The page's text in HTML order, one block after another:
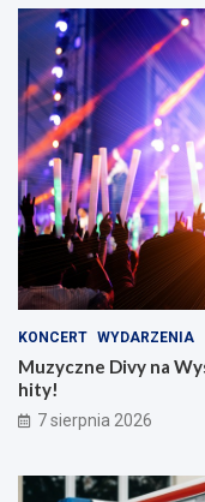
KONCERT WYDARZENIA
Muzyczne Divy na
hity!
7 sierpnia 2026